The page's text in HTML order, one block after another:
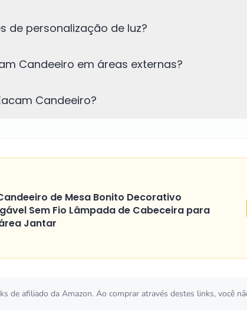
de personalização de luz?
Candeeiro em áreas externas?
Candeeiro?
de Mesa Bonito Decorativo
Sem Fio Lâmpada de Cabeceira para
Jantar
de afiliado da Amazon. Ao comprar através destes links, você